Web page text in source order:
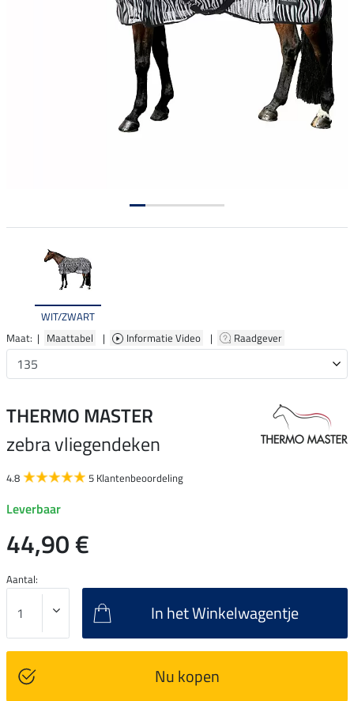
WIT/ZWART
Maat: | Maattabel | Informatie Video | Raadgever
THERMO MASTER
zebra vliegendeken
4.8 5 Klantenbeoordeling
Leverbaar
44,90 €
Aantal:
In het Winkelwagentje
Nu kopen